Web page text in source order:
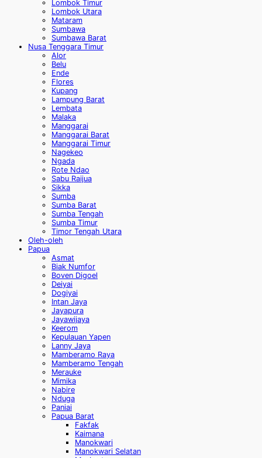
Lombok Timur
Lombok Utara
Mataram
Sumbawa
Sumbawa Barat
Nusa Tenggara Timur
Alor
Belu
Ende
Flores
Kupang
Lampung Barat
Lembata
Malaka
Manggarai
Manggarai Barat
Manggarai Timur
Nagekeo
Ngada
Rote Ndao
Sabu Raijua
Sikka
Sumba
Sumba Barat
Sumba Tengah
Sumba Timur
Timor Tengah Utara
Oleh-oleh
Papua
Asmat
Biak Numfor
Boven Digoel
Deiyai
Dogiyai
Intan Jaya
Jayapura
Jayawijaya
Keerom
Kepulauan Yapen
Lanny Jaya
Mamberamo Raya
Mamberamo Tengah
Merauke
Mimika
Nabire
Nduga
Paniai
Papua Barat
Fakfak
Kaimana
Manokwari
Manokwari Selatan